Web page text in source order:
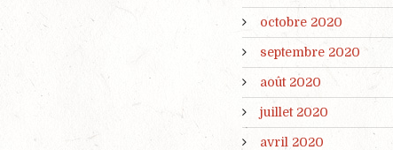
octobre 2020
septembre 2020
août 2020
juillet 2020
avril 2020